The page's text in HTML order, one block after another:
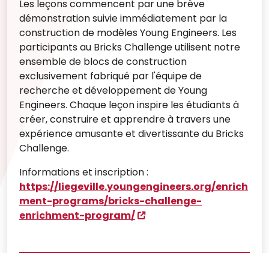
Les leçons commencent par une brève
démonstration suivie immédiatement par la
construction de modèles Young Engineers. Les
participants au Bricks Challenge utilisent notre
ensemble de blocs de construction
exclusivement fabriqué par l'équipe de
recherche et développement de Young
Engineers. Chaque leçon inspire les étudiants à
créer, construire et apprendre à travers une
expérience amusante et divertissante du Bricks
Challenge.
Informations et inscription :
https://liegeville.youngengineers.org/enrich
ment-programs/bricks-challenge-
enrichment-program/